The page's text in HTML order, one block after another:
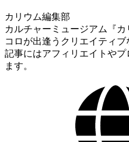
カリウム編集部
カルチャーミュージアム『
コロが出逢うクリエイティ
記事にはアフィリエイトや
ます。